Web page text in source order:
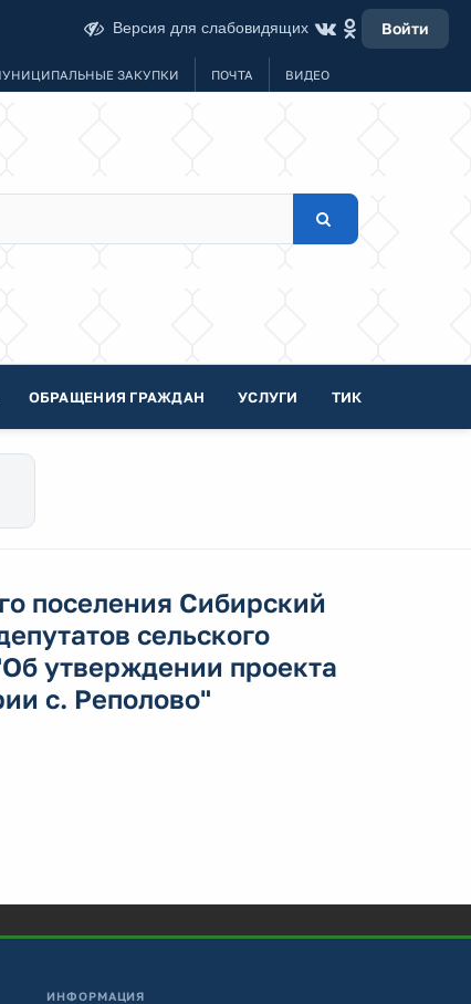
Версия для слабовидящих Войти
ЗАКУПКИ ПОЧТА ВИДЕО
ОБРАЩЕНИЯ ГРАЖДАН УСЛУГИ ТИК
поселения Сибирский
сельского
утверждении проекта
с. Реполово"
ИНФОРМАЦИЯ